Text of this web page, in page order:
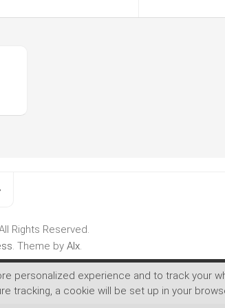
Rights Reserved.
. Theme by Alx.
personalized experience and to track your
tracking, a cookie will be set up in your